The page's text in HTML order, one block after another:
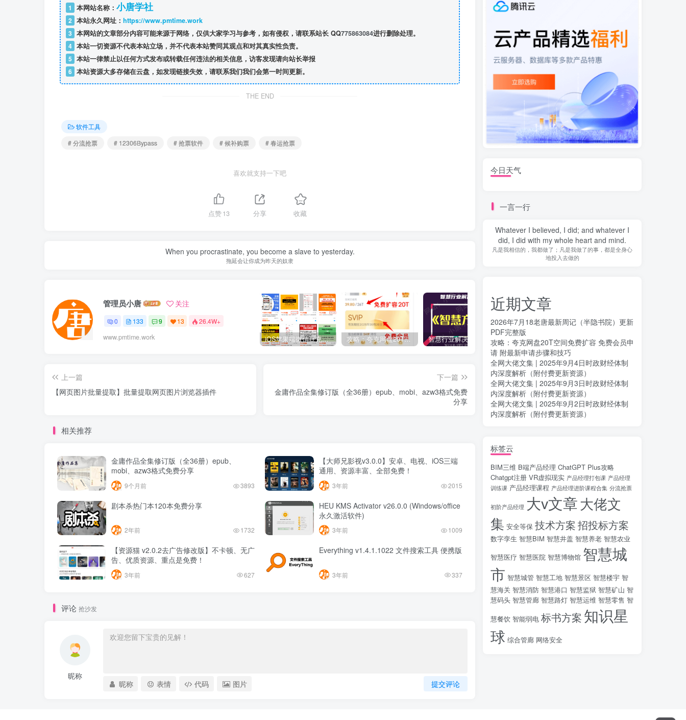
1 本网站名称： 小唐学社
2 本站永久网址： https://www.pmtime.work
3 本网站的文章部分内容可能来源于网络，仅供大家学习与参考，如有侵权，请联系站长 QQ775863084进行删除处理。
4 本站一切资源不代表本站立场，并不代表本站赞同其观点和对其真实性负责。
5 本站一律禁止以任何方式发布或转载任何违法的相关信息，访客发现请向站长举报
6 本站资源大多存储在云盘，如发现链接失效，请联系我们我们会第一时间更新。
THE END
软件工具
# 分流抢票
# 12306Bypass # 抢票软件 # 候补购票 # 春运抢票
喜欢就支持一下吧
点赞13 分享 收藏
When you procrastinate, you become a slave to yesterday.
拖延会让你成为昨天的奴隶
管理员小唐 关注
0 133 9 13 26.4W+
www.pmtime.work iOS苹果端微信豆充值1:10的方法 攻略：夸克网盘20T空间免费扩容 免费会员申请 附最新申请步骤和技巧 智慧行业解决方案大全合集6000+份doc/pdf/ppt-附下载 知识地图行业地图合集100+份（无水印持续更新）
上一篇
【网页图片批量提取】批量提取网页图片浏览器插件
下一篇
金庸作品全集修订版（全36册）epub、mobi、azw3格式免费
分享
相关推荐
金庸作品全集修订版（全36册）epub、
mobi、azw3格式免费分享
9个月前 3893
【大师兄影视v3.0.0】安卓、电视、iOS三端
通用、资源丰富、全部免费！
3年前 2015
剧本杀热门本120本免费分享
2年前 1732
HEU KMS Activator v26.0.0 (Windows/office
永久激活软件)
3年前 1009
【资源猫 v2.0.2去广告修改版】不卡顿、无广
告、优质资源、重点是免费！
3年前 627
Everything v1.4.1.1022 文件搜索工具 便携版
3年前 337
评论 抢沙发
昵称
提交评论
昵称 表情 代码 图片
今日天气
一言一行
Whatever I believed, I did; and whatever I
did, I did with my whole heart and mind.
凡是我相信的，我都做了；凡是我做了的事，都是全身心
地投入去做的
近期文章
2026年7月18老唐最新周记（半隐书院）更新
PDF完整版
攻略：夸克网盘20T空间免费扩容 免费会员申
请 附最新申请步骤和技巧
全网大佬文集 | 2025年9月4日时政财经体制
内深度解析（附付费更新资源）
全网大佬文集 | 2025年9月3日时政财经体制
内深度解析（附付费更新资源）
全网大佬文集 | 2025年9月2日时政财经体制
内深度解析（附付费更新资源）
标签云
BIM三维 B端产品经理 ChatGPT Plus攻略
Chatgpt注册 VR虚拟现实 产品经理打包课 产品经理
训练课 产品经理课程 产品经理进阶课程合集 分流抢票
初阶产品经理 大v文章大佬文
集 安全等保 技术方案招投标方案
数字孪生 智慧BIM 智慧井盖 智慧养老 智慧农业
智慧医疗 智慧医院 智慧博物馆 智慧城
市 智慧城管 智慧工地 智慧景区 智慧楼宇 智
慧海关 智慧消防 智慧港口 智慧监狱 智慧矿山 智
慧码头 智慧管廊 智慧路灯 智慧运维 智慧零售 智
慧餐饮 智能弱电 标书方案 知识星
球 综合管廊 网络安全